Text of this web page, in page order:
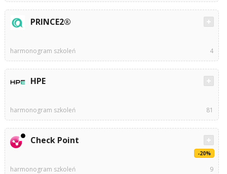
PRINCE2®
harmonogram szkoleń 4
HPE
harmonogram szkoleń 81
Check Point
-20%
harmonogram szkoleń 9